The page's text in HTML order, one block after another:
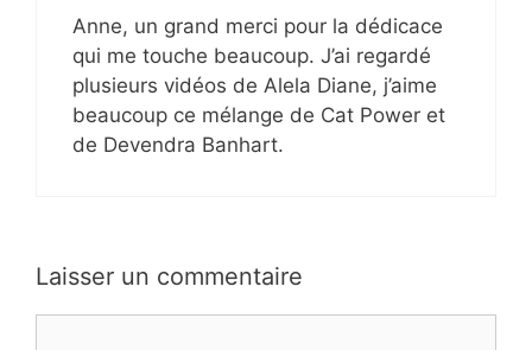
Anne, un grand merci pour la dédicace
qui me touche beaucoup. J’ai regardé
plusieurs vidéos de Alela Diane, j’aime
beaucoup ce mélange de Cat Power et
de Devendra Banhart.
Laisser un commentaire